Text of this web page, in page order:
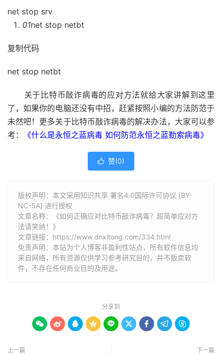
net stop srv
01net stop netbt
复制代码
net stop netbt
关于比特币敲诈病毒的应对方法就给大家讲解到这里
了，如果你的电脑还没有中招，赶紧按照小编的方法防范于
未然吧！更多关于比特币敲诈病毒的解决办法，大家可以参
考：
《什么是永恒之蓝病毒 如何防范永恒之蓝勒索病毒》
 赞(0)
版权声明：本文采用知识共享 署名4.0国际许可协议 [BY-
NC-SA] 进行授权
文章名称：《如何正确应对比特币敲诈病毒？超简单应对方
法请笑纳！》
文章链接： https://www.dnxitong.com/334.html
免责声明：本站为个人博客非盈利性站点，所有软件信息均
来自网络，所有资源仅供学习参考研究目的，并不贩卖软
件，不存在任何商业目的及用途。
分享到
        
上一篇 下一篇